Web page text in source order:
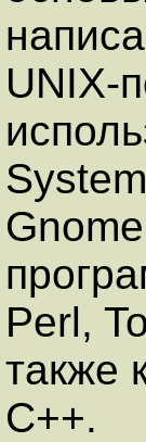
UNIX-
Perl,
также
C++.